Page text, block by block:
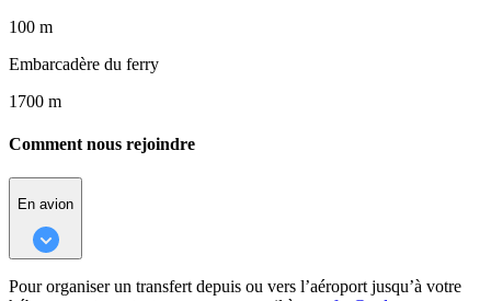
100 m
Embarcadère du ferry
1700 m
Comment nous rejoindre
En avion
Pour organiser un transfert depuis ou vers l’aéroport jusqu’à votre